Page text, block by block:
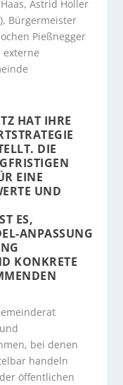
Astrid Holler
Bürgermeister
Pießnegger
externe
HAT IHRE
DIE
EINE
UND
ES,
ANPASSUNG
KONKRETE
J
bei denen
handeln
öffentlichen